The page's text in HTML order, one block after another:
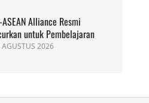
Alliance Resmi
untuk Pembelajaran
AGUSTUS 2026